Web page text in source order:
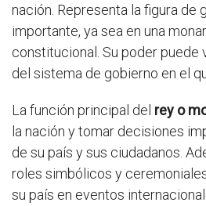
nación. Representa la figura de
importante, ya sea en una
constitucional. Su poder puede
del sistema de gobierno en el
La función principal del rey o
la nación y tomar decisiones
de su país y sus ciudadanos.
roles simbólicos y
su país en eventos